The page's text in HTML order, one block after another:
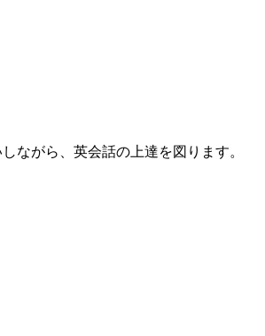
ながら、英会話の上達を図ります。